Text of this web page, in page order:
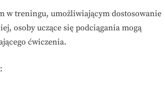
w treningu, umożliwiającym dostosowanie
osoby uczące się podciągania mogą
ćwiczenia.